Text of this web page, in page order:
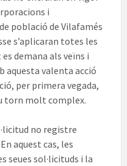
i
població de Vilafamés
s’aplicaran totes les
demana als veïns i
aquesta valenta acció
per primera vegada,
torn molt complex.
no registre
aquest cas, les
seues sol·licituds i la